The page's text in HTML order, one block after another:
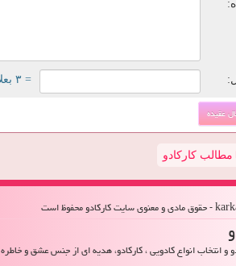
= ۳ بعلاوه ۴
مطالب کارکادو
انتخاب انواع کادویی ، کارکادو، هدیه ای از جنس عشق و خاطره